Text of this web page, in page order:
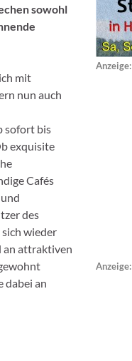
sowohl
mit
nun auch
sofort bis
exquisite
Cafés
des
wieder
an attraktiven
dabei an
Anzeige:
Anzeige: